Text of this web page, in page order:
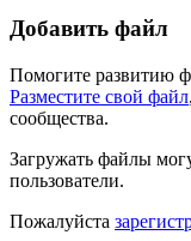
Добавить файл
Помогите развитию
Разместите свой файл
сообщества.
Загружать файлы
пользователи.
Пожалуйста